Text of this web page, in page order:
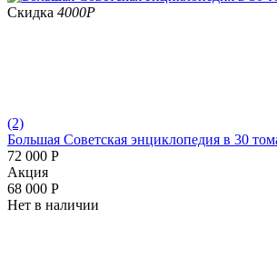
Скидка 4000Р
(2)
Большая Советская энциклопедия в 30
72 000 Р
Aкция
68 000 Р
Нет в наличии